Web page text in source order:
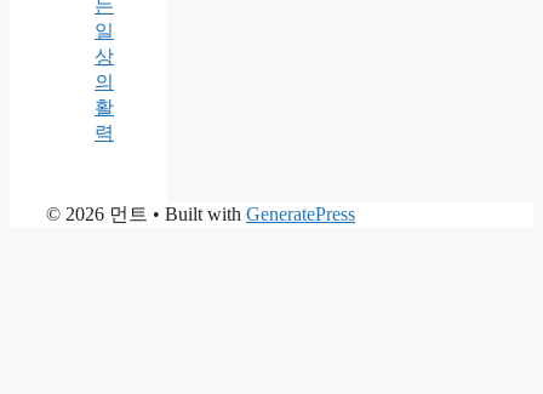
는
일
상
의
활
력
© 2026 먼트 • Built with GeneratePress